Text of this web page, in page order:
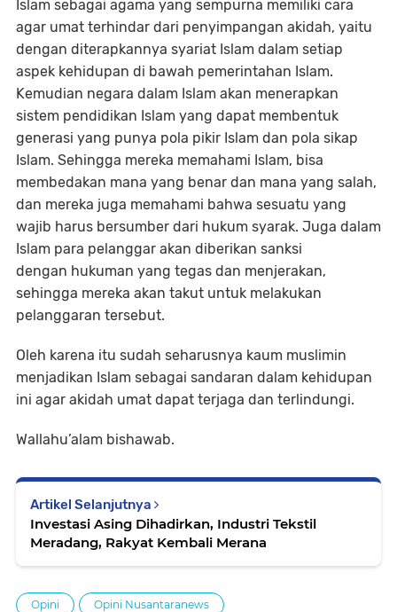
Islam sebagai agama yang sempurna memiliki cara
agar umat terhindar dari penyimpangan akidah, yaitu
dengan diterapkannya syariat Islam dalam setiap
aspek kehidupan di bawah pemerintahan Islam.
Kemudian negara dalam Islam akan menerapkan
sistem pendidikan Islam yang dapat membentuk
generasi yang punya pola pikir Islam dan pola sikap
Islam. Sehingga mereka memahami Islam, bisa
membedakan mana yang benar dan mana yang salah,
dan mereka juga memahami bahwa sesuatu yang
wajib harus bersumber dari hukum syarak. Juga dalam
Islam para pelanggar akan diberikan sanksi
dengan hukuman yang tegas dan menjerakan,
sehingga mereka akan takut untuk melakukan
pelanggaran tersebut.
Oleh karena itu sudah seharusnya kaum muslimin
menjadikan Islam sebagai sandaran dalam kehidupan
ini agar akidah umat dapat terjaga dan terlindungi.
Wallahu’alam bishawab.
Artikel Selanjutnya
Investasi Asing Dihadirkan, Industri Tekstil
Meradang, Rakyat Kembali Merana
Opini Opini Nusantaranews